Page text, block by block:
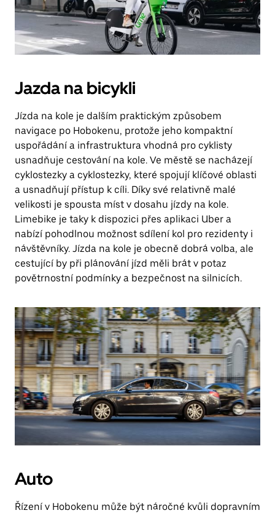
Jazda na bicykli
Jízda na kole je dalším praktickým způsobem
navigace po Hobokenu, protože jeho kompaktní
uspořádání a infrastruktura vhodná pro cyklisty
usnadňuje cestování na kole. Ve městě se nacházejí
cyklostezky a cyklostezky, které spojují klíčové oblasti
a usnadňují přístup k cíli. Díky své relativně malé
velikosti je spousta míst v dosahu jízdy na kole.
Limebike je taky k dispozici přes aplikaci Uber a
nabízí pohodlnou možnost sdílení kol pro rezidenty i
návštěvníky. Jízda na kole je obecně dobrá volba, ale
cestující by při plánování jízd měli brát v potaz
povětrnostní podmínky a bezpečnost na silnicích.
Auto
Řízení v Hobokenu může být náročné kvůli dopravním